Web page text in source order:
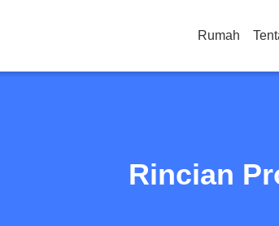
Rumah
Rincian